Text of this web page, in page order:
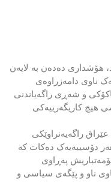
هۆشداری دەدەن بە لایەن
ناوی دامەزراوەی
و شەڕی راگەیاندنی
هیچ کاریگەرییەکی
راگەیەنراوێکی
هەر دۆسییەیەک دەکات کە
پەڕاوی
ناو و پێگەی سیاسی و